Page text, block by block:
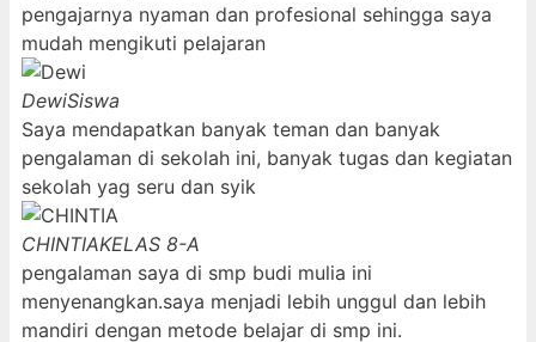
pengajarnya nyaman dan profesional sehingga saya
mudah mengikuti pelajaran
DewiSiswa
Saya mendapatkan banyak teman dan banyak
pengalaman di sekolah ini, banyak tugas dan kegiatan
sekolah yag seru dan syik
CHINTIAKELAS 8-A
pengalaman saya di smp budi mulia ini
menyenangkan.saya menjadi lebih unggul dan lebih
mandiri dengan metode belajar di smp ini.